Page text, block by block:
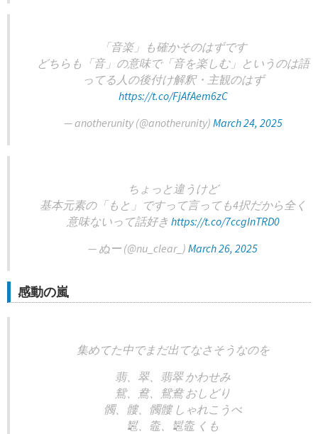
「音楽」も確かそのはずです
どちらも「音」の意味で「音を楽しむ」というのは語
ってる人の後付け解釈・主観のはず
https://t.co/FjAfAem6zC
— anotherunity (@anotherunity) March 24, 2025
ちょっと違うけど
基本元素の「もと」ですって言っても4択だから全く
意味ないって話好き https://t.co/7ccgInTRD0
— ぬー (@nu_clear_) March 26, 2025
感動の嵐
集めてた中でまだ出てなさそうなのを
翡、翠、翡翠 かわせみ
鴛、鴦、鴛鴦 おしどり
髑、髏、髑髏 しゃれこうべ
䵹、鼄、䵹鼄 くも